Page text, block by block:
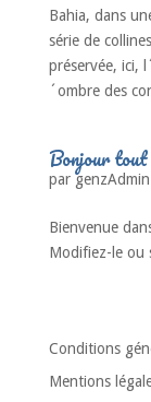
Bahia, dans
série de
préservée, ici,
´ombre des
Bonjour
par genzAdmin
Bienvenue
Modifiez-le ou
Conditions
Mentions